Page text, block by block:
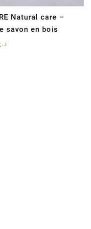
Natural care –
savon en bois